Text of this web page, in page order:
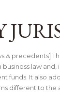
& precedents]
law
funds. It also
different to the